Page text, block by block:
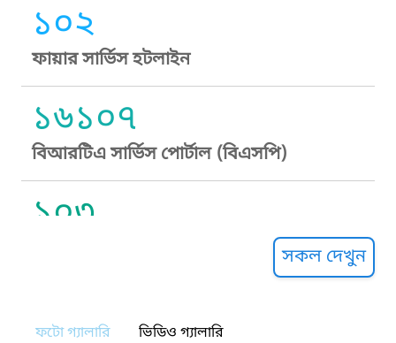
১০২
ফায়ার সার্ভিস হটলাইন
১৬১০৭
বিআরটিএ সার্ভিস পোর্টাল (বিএসপি)
১০৩
সকল দেখুন
ফটো গ্যালারি ভিডিও গ্যালারি